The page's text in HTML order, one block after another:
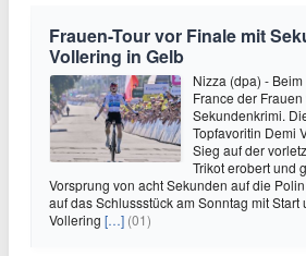
Frauen-Tour vor Finale mit
Vollering in Gelb
Nizza (dpa) -
France der
Sekundenkrimi.
Topfavoritin Demi
Sieg auf der
Trikot erobert und
Vorsprung von acht Sekunden auf die
auf das Schlussstück am Sonntag mit Start
Vollering […] (01)